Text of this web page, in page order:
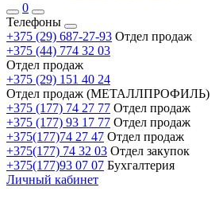
0
Телефоны
+375 (29) 687-27-93 Отдел продаж
+375 (44) 774 32 03
Отдел продаж
+375 (29) 151 40 24
Отдел продаж (МЕТАЛЛПРОФИЛЬ)
+375 (177) 74 27 77 Отдел продаж
+375 (177) 93 17 77 Отдел продаж
+375(177)74 27 47 Отдел продаж
+375(177) 74 32 03 Отдел закупок
+375(177)93 07 07 Бухгалтерия
Личный кабинет